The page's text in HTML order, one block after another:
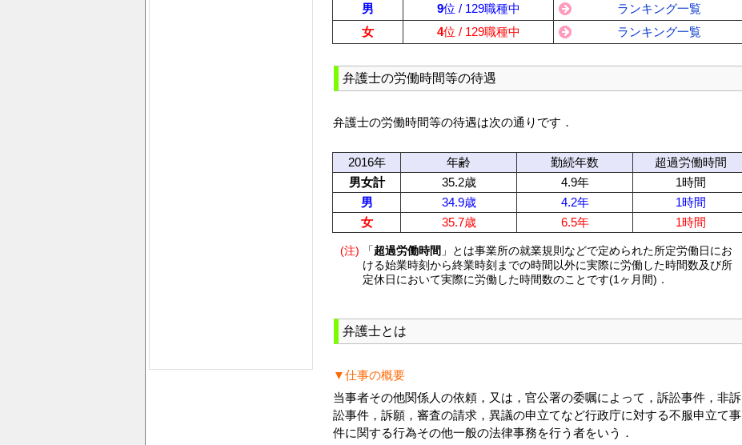
男
9位 / 129職種中
ランキング一覧
女
4位 / 129職種中 ランキング一覧
弁護士の労働時間等の待遇
弁護士の労働時間等の待遇は次の通りです．
2016年 年齢 勤続年数
超過労働時間
男女計
35.2歳 4.9年
1時間
男
34.9歳 4.2年
1時間
女
35.7歳 6.5年 1時間
(注) 「超過労働時間 」とは事業所の就業規則などで定められた所定労働日にお
ける始業時刻から終業時刻までの時間以外に実際に労働した時間数及び所
定休日において実際に労働した時間数のことです(1ヶ月間)．
弁護士とは
▼仕事の概要
当事者その他関係人の依頼，又は，官公署の委嘱によって，訴訟事件，非訴
訟事件，訴願，審査の請求，異議の申立てなど行政庁に対する不服申立て事
件に関する行為その他一般の法律事務を行う者をいう．